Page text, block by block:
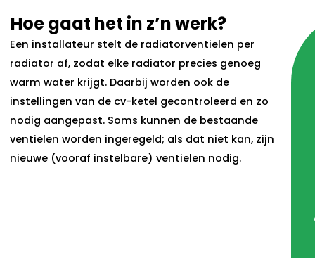
Hoe gaat het in z’n werk?
Een installateur stelt de radiatorventielen per
radiator af, zodat elke radiator precies genoeg
warm water krijgt. Daarbij worden ook de
instellingen van de cv-ketel gecontroleerd en zo
nodig aangepast. Soms kunnen de bestaande
ventielen worden ingeregeld; als dat niet kan, zijn
nieuwe (vooraf instelbare) ventielen nodig.